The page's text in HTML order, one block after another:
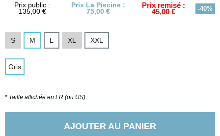
Prix public :
135,00 €
Prix La Piscine :
75,00 €
Prix remisé :
45,00 € -40%
S M L XL XXL
Gris
* Taille affichée en FR (ou US)
AJOUTER AU PANIER